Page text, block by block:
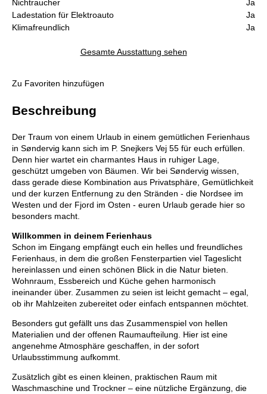
Nichtraucher
Ja
Ladestation für Elektroauto
Ja
Klimafreundlich
Ja
Gesamte Ausstattung sehen
Zu Favoriten hinzufügen
Beschreibung
Der Traum von einem Urlaub in einem gemütlichen Ferienhaus
in Søndervig kann sich im P. Snejkers Vej 55 für euch erfüllen.
Denn hier wartet ein charmantes Haus in ruhiger Lage,
geschützt umgeben von Bäumen. Wir bei Søndervig wissen,
dass gerade diese Kombination aus Privatsphäre, Gemütlichkeit
und der kurzen Entfernung zu den Stränden - die Nordsee im
Westen und der Fjord im Osten - euren Urlaub gerade hier so
besonders macht.
Willkommen in deinem Ferienhaus
Schon im Eingang empfängt euch ein helles und freundliches
Ferienhaus, in dem die großen Fensterpartien viel Tageslicht
hereinlassen und einen schönen Blick in die Natur bieten.
Wohnraum, Essbereich und Küche gehen harmonisch
ineinander über. Zusammen zu seien ist leicht gemacht – egal,
ob ihr Mahlzeiten zubereitet oder einfach entspannen möchtet.
Besonders gut gefällt uns das Zusammenspiel von hellen
Materialien und der offenen Raumaufteilung. Hier ist eine
angenehme Atmosphäre geschaffen, in der sofort
Urlaubsstimmung aufkommt.
Zusätzlich gibt es einen kleinen, praktischen Raum mit
Waschmaschine und Trockner – eine nützliche Ergänzung, die